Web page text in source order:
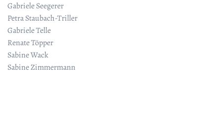
Gabriele Seegerer
Petra Staubach-Triller
Gabriele Telle
Renate Töpper
Sabine Wack
Sabine Zimmermann